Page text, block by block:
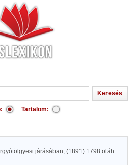
Tartalom:
járásában, (1891) 1798 oláh